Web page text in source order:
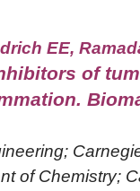
EE,
of
of Chemistry;